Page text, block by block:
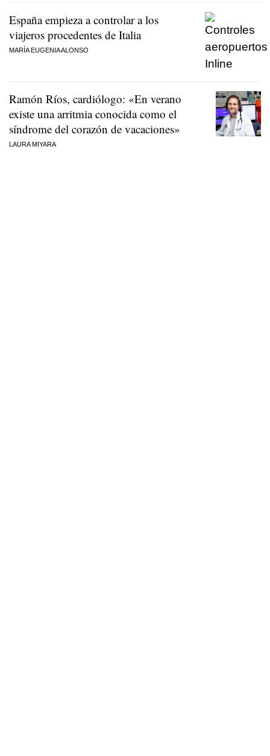
España empieza a controlar a los
viajeros procedentes de Italia
MARÍA EUGENIA ALONSO
Ramón Ríos, cardiólogo: «En verano
existe una arritmia conocida como el
síndrome del corazón de vacaciones»
LAURA MIYARA